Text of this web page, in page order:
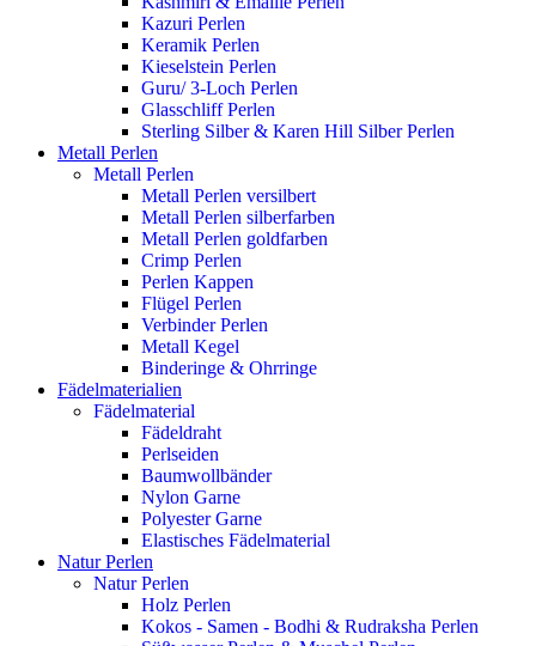
Kazuri Perlen
Keramik Perlen
Kieselstein Perlen
Guru/ 3-Loch Perlen
Glasschliff Perlen
Sterling Silber & Karen Hill Silber Perlen
Metall Perlen
Metall Perlen
Metall Perlen versilbert
Metall Perlen silberfarben
Metall Perlen goldfarben
Crimp Perlen
Perlen Kappen
Flügel Perlen
Verbinder Perlen
Metall Kegel
Binderinge & Ohrringe
Fädelmaterialien
Fädelmaterial
Fädeldraht
Perlseiden
Baumwollbänder
Nylon Garne
Polyester Garne
Elastisches Fädelmaterial
Natur Perlen
Natur Perlen
Holz Perlen
Kokos - Samen - Bodhi & Rudraksha Perlen